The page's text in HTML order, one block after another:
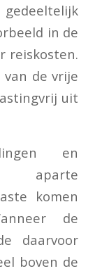
in de
reiskosten.
de vrije
uit
en
aparte
komen
de
daarvoor
boven de